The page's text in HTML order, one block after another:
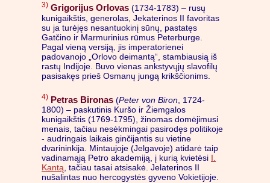
3) Grigorijus Orlovas (1734-1783) – rusų
kunigaikštis, generolas, Jekaterinos II favoritas
su ja turėjęs nesantuokinį sūnų, pastatęs
Gatčino ir Marmurinius rūmus Peterburge.
Pagal vieną versiją, jis imperatorienei
padovanojo „Orlovo deimantą“, stambiausią iš
rastų Indijoje. Buvo vienas ankstyvųjų slavofilų
pasisakęs prieš Osmanų jungą krikščionims.
4) Petras Bironas (Peter von Biron , 1724-
1800) – paskutinis Kuršo ir Žiemgalos
kunigaikštis (1769-1795), žinomas domėjimusi
menais, tačiau nesėkmingai pasirodęs politikoje
- audringais laikais ginčijantis su vietine
dvarininkija. Mintaujoje (Jelgavoje) atidarė taip
vadinamąją Petro akademiją, į kurią kvietėsi I.
Kantą, tačiau tasai atsisakė. Jelaterinos II
nušalintas nuo hercogystės gyveno Vokietijoje.